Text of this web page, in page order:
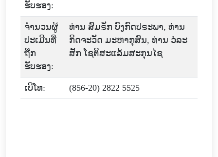
ຮັບຮອງ:
ຈໍານວນຜູ້
ປະເມີນທີ່
ຖືກ
ຮັບຮອງ:
ທ່ານ ສົມຣັກ ບົງກົດປຣະພາ, ທ່ານ
ກິດຈະວັດ ມະຫາກຸສົນ, ທ່ານ ວໍລະ
ສັກ ໂຊຕິສະແລ້ມສະກຸນໄຊ
ເບີໂທ: (856-20) 2822 5525